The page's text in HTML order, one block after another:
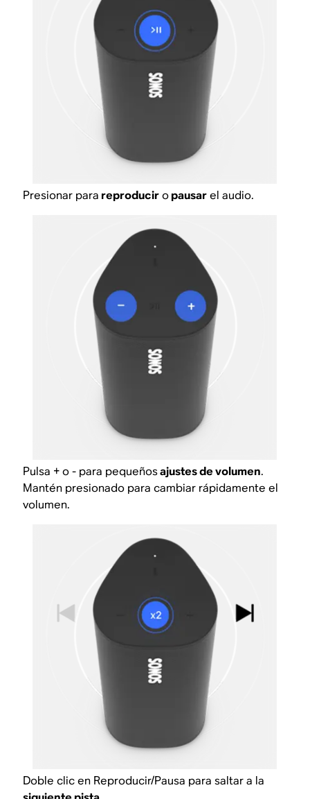
Presionar para reproduciropausarel audio.
Pulsa + o - para pequeñosajustes de volumen.
Mantén presionado para cambiar rápidamente el
volumen.
Doble clic en Reproducir/Pausa para saltar a la